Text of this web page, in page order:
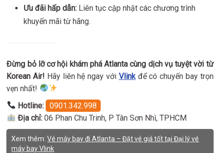
Ưu đãi hấp dẫn: Liên tục cập nhật các chương trình
khuyến mãi từ hãng.
Đừng bỏ lỡ cơ hội khám phá Atlanta cùng dịch vụ tuyệt vời từ
Korean Air! Hãy liên hệ ngay với Vlinkđể có chuyến bay trọn
vẹn nhất!
Hotline:
0901.342.998
Địa chỉ:06 Phan Chu Trinh, P Tân Sơn Nhì, TPHCM
Xem thêm:Vé máy bay đi Atlanta – Đặt vé giá tốt tại Đại lý vé
máy bay Vlink